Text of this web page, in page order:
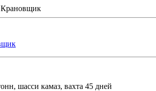
шасси камаз, вахта 45 дней